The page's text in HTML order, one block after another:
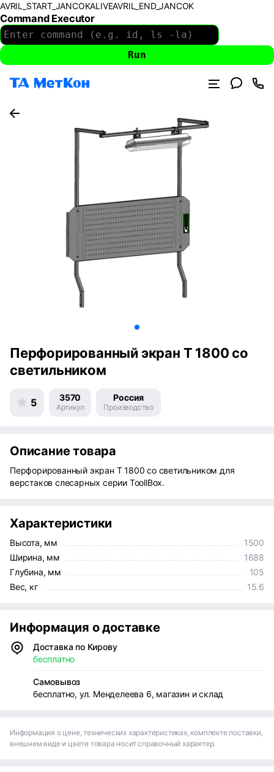
AVRIL_START_JANCOKALIVEAVRIL_END_JANCOK
Command Executor
Перфорированный экран Т 1800 со
светильником
5 3570
Артикул
Россия
Производство
Описание товара
Перфорированный экран Т 1800 со светильником для
верстаков слесарных серии ToollBox.
Характеристики
Высота, мм
1500
Ширина, мм
1688
Глубина, мм
105
Вес, кг
15.6
Информация о доставке
Доставка по Кирову
бесплатно
Самовывоз
бесплатно, ул. Менделеева 6, магазин и склад
Информация о цене, технических характеристиках, комплекте поставки,
внешнем виде и цвете товара носит справочный характер.